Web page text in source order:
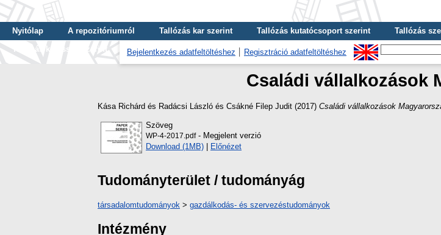
Nyitólap A repozitóriumról Tallózás kar szerint Tallózás kutatócsoport szerint Tallózás
Tallózás kulcsszó szerint
Bejelentkezés adatfeltöltéshez Regisztráció adatfeltöltéshez
Családi vállalkozások
Kása Richárd és Radácsi László és Csákné Filep Judit (2017) Családi vállalkozások
Szöveg
WP-4-2017.pdf- Megjelent verzió
Download (1MB) | Előnézet
Tudományterület / tudományág
társadalomtudományok > gazdálkodás- és szervezéstudományok
Intézmény